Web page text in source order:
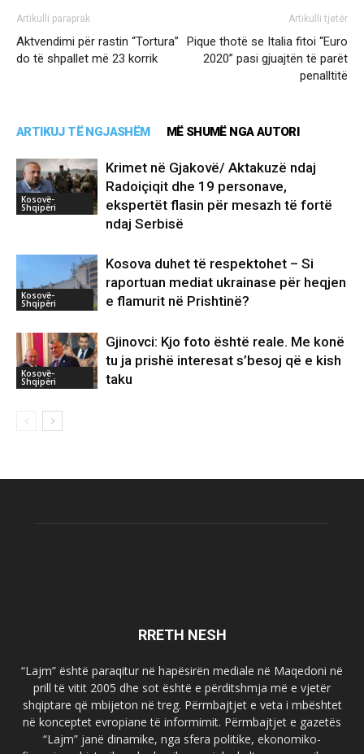
Artikulli paraprak
Aktvendimi për rastin “Tortura”
do të shpallet më 23 korrik
Artikulli tjetër
Pique thotë se Italia fitoi “Euro
2020” pasi gjuajtën të parët
penalltitë
ARTIKUJ TË NGJASHËM MË SHUMË NGA AUTORI
Kosovë-
Shqipëri
Krimet në Gjakovë/ Aktakuzë ndaj
Radoiçiqit dhe 19 personave,
ekspertët flasin për mesazh të fortë
ndaj Serbisë
Kosovë-
Shqipëri
Kosova duhet të respektohet – Si
raportuan mediat ukrainase për heqjen
e flamurit në Prishtinë?
Kosovë-
Shqipëri
Gjinovci: Kjo foto është reale. Me konë
tu ja prishë interesat s’besoj që e kish
taku
RRETH NESH
“Lajm” është paraqitur në hapësirën mediale në Maqedoni në
prill të vitit 2005 dhe sot është e përditshmja më e vjetër
shqiptare që mbijeton në treg. Përmbajtjet e veta i mbështet
në konceptet evropiane të informimit. Përmbajtjet e gazetës
“Lajm” janë dinamike, nga sfera politike, ekonomiko-